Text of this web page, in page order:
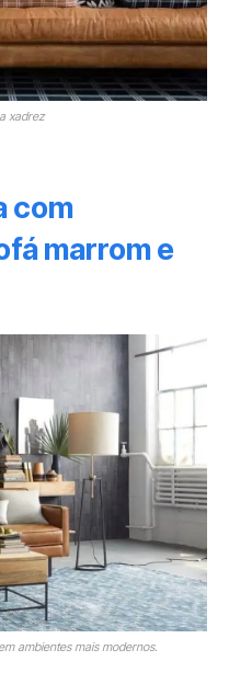
xadrez
com
marrom e
ambientes mais modernos.